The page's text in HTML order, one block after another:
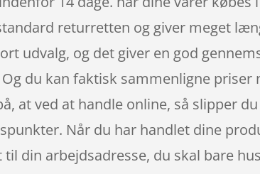
returretten og giver meget
udvalg, og det giver en god
du kan faktisk sammenligne
at ved at handle online, så slipper
Når du har handlet dine
din arbejdsadresse, du skal bare